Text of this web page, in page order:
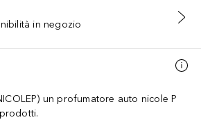
AL CARRELLO
in negozio
un profumatore auto nicole P